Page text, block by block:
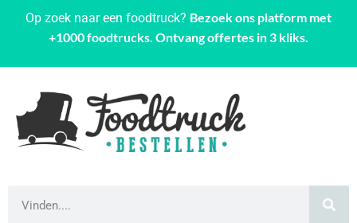
Op zoek naar een foodtruck? Bezoek ons platform met
+1000 foodtrucks. Ontvang offertes in 3 kliks.